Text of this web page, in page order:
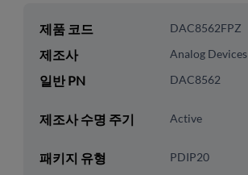
제품 코드 DAC8562FPZ
제조사 Analog Devices
일반 PN DAC8562
제조사 수명 주기 Active
패키지 유형 PDIP20